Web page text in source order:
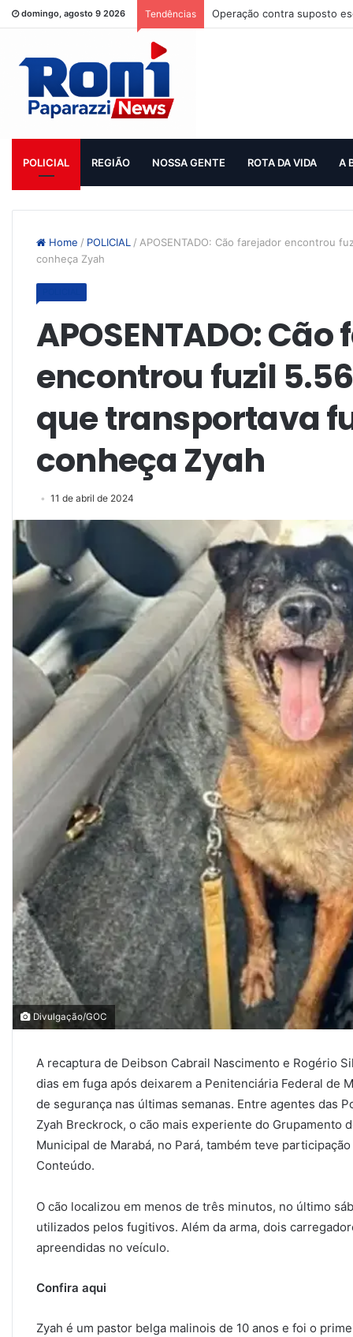
domingo, agosto 9 2026 Tendências Operação contra suposto
POLICIAL REGIÃO NOSSA GENTE ROTA DA VIDA A
Home / POLICIAL / APOSENTADO: Cão farejador encontrou
conheça Zyah
APOSENTADO:
encontrou fuzil
que transportava
conheça Zyah
11 de abril de 2024
Divulgação/GOC
A recaptura de Deibson Cabrail Nascimento e Rogério
dias em fuga após deixarem a Penitenciária Federal de
de segurança nas últimas semanas. Entre agentes das
Zyah Breckrock, o cão mais experiente do Grupamento
Municipal de Marabá, no Pará, também teve
Conteúdo.
O cão localizou em menos de três minutos, no último
utilizados pelos fugitivos. Além da arma, dois
apreendidas no veículo.
Confira aqui
Zyah é um pastor belga malinois de 10 anos e foi o